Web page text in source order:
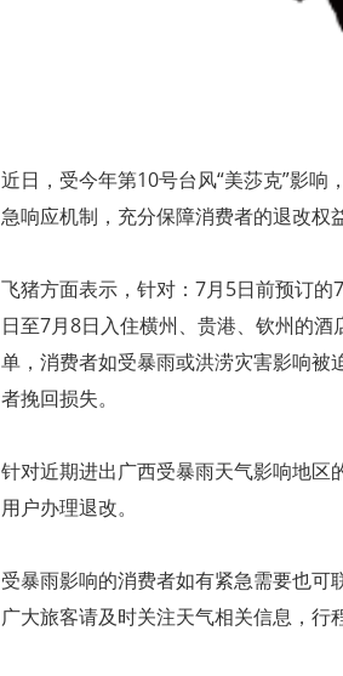
近日，受今年第10号台风“美莎克”影
急响应机制，充分保障消费者的退改权
飞猪方面表示，针对：7月5日前预订
日至7月8日入住横州、贵港、钦州的
单，消费者如受暴雨或洪涝灾害影响
者挽回损失。
针对近期进出广西受暴雨天气影响地区
用户办理退改。
受暴雨影响的消费者如有紧急需要也可
广大旅客请及时关注天气相关信息，行